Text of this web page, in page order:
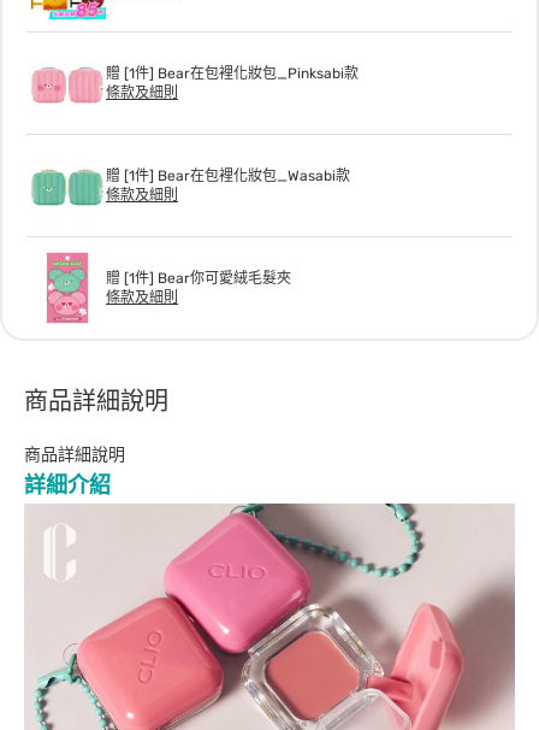
贈 [1件] Bear在包裡化妝包_Pinksabi款
條款及細則
贈 [1件] Bear在包裡化妝包_Wasabi款
條款及細則
贈 [1件] Bear你可愛絨毛髮夾
條款及細則
商品詳細說明
商品詳細說明
詳細介紹